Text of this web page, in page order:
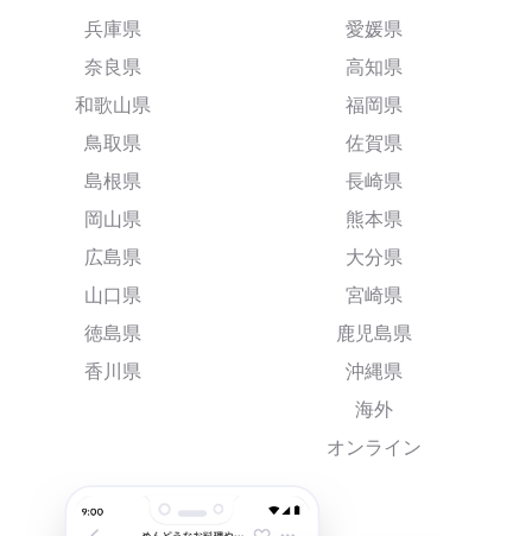
兵庫県
奈良県
和歌山県
鳥取県
島根県
岡山県
広島県
山口県
徳島県
香川県
愛媛県
高知県
福岡県
佐賀県
長崎県
熊本県
大分県
宮崎県
鹿児島県
沖縄県
海外
オンライン